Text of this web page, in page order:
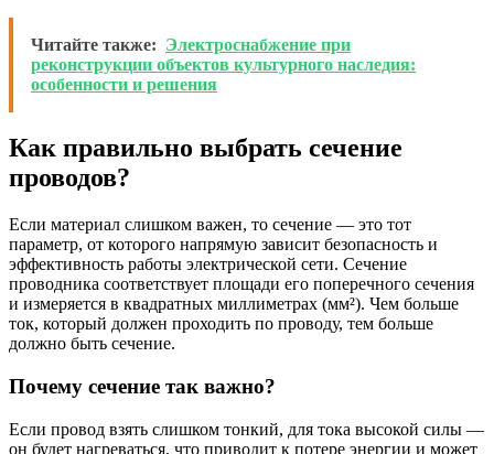
Читайте также: Электроснабжение при
реконструкции объектов культурного наследия:
особенности и решения
Как правильно выбрать сечение
проводов?
Если материал слишком важен, то сечение — это тот
параметр, от которого напрямую зависит безопасность и
эффективность работы электрической сети. Сечение
проводника соответствует площади его поперечного сечения
и измеряется в квадратных миллиметрах (мм²). Чем больше
ток, который должен проходить по проводу, тем больше
должно быть сечение.
Почему сечение так важно?
Если провод взять слишком тонкий, для тока высокой силы —
он будет нагреваться, что приводит к потере энергии и может